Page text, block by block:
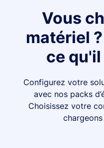
Vous
matériel
ce
Configurez votre
avec nos packs
Choisissez votre